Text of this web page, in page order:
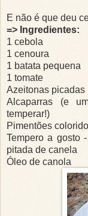
E não é que deu
=> Ingredientes:
1 cebola
1 cenoura
1 batata pequena
1 tomate
Azeitonas picadas
Alcaparras (e
temperar!)
Pimentões
Tempero a gosto
pitada de canela
Óleo de canola